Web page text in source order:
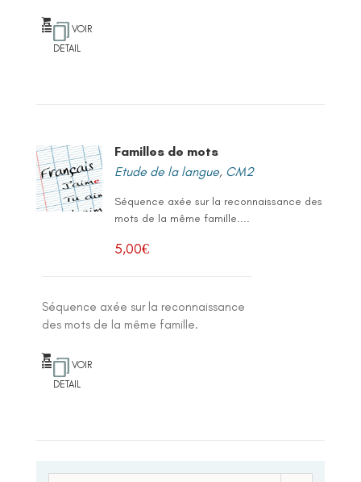
VOIR
DETAIL
Familles de mots
Etude de la langue, CM2
Séquence axée sur la reconnaissance des
mots de la même famille....
5,00€
Séquence axée sur la reconnaissance
des mots de la même famille.
VOIR
DETAIL